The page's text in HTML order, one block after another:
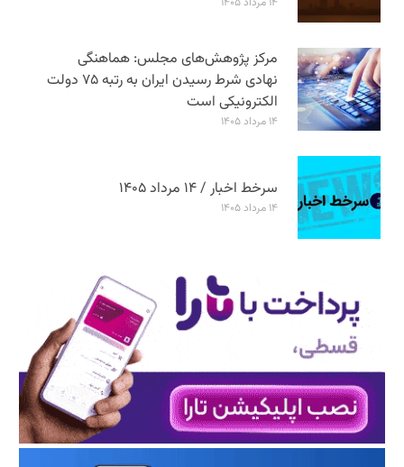
مرکز پژوهش‌های مجلس: هماهنگی
نهادی شرط رسیدن ایران به رتبه ۷۵ دولت
الکترونیکی است
۱۴ مرداد ۱۴۰۵
سرخط اخبار / ۱۴ مرداد ۱۴۰۵
۱۴ مرداد ۱۴۰۵